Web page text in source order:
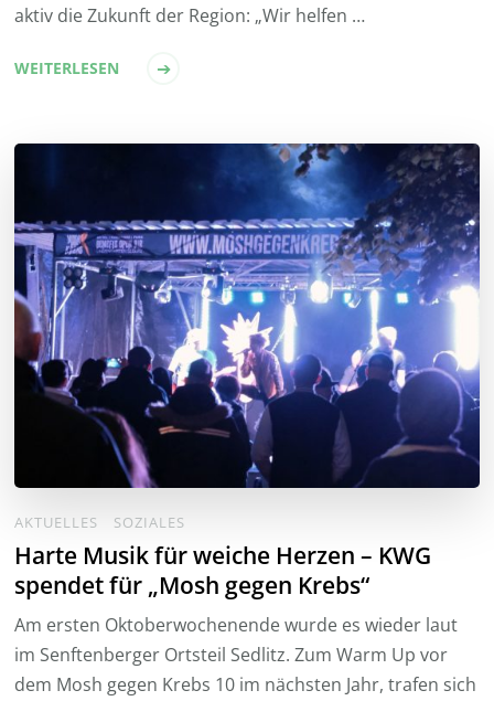
aktiv die Zukunft der Region: „Wir helfen …
WEITERLESEN
AKTUELLES SOZIALES
Harte Musik für weiche Herzen – KWG
spendet für „Mosh gegen Krebs“
Am ersten Oktoberwochenende wurde es wieder laut
im Senftenberger Ortsteil Sedlitz. Zum Warm Up vor
dem Mosh gegen Krebs 10 im nächsten Jahr, trafen sich